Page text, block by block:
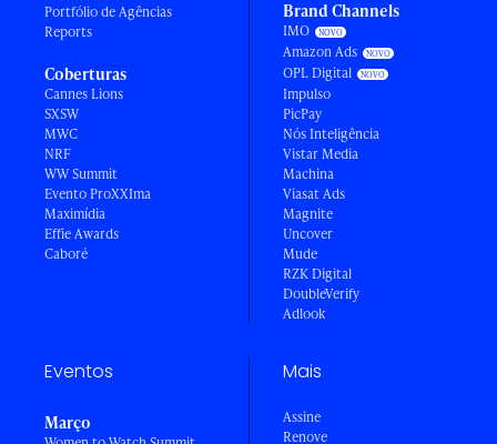
Portfólio de Agências
Reports
Coberturas
Cannes Lions
SXSW
MWC
NRF
WW Summit
Evento ProXXIma
Maximídia
Effie Awards
Caboré
Brand Channels
IMO
Amazon Ads
OPL Digital
Impulso
PicPay
Nós Inteligência
Vistar Media
Machina
Viasat Ads
Magnite
Uncover
Mude
RZK Digital
DoubleVerify
Adlook
Eventos
Março
Mais
Assine
Renove